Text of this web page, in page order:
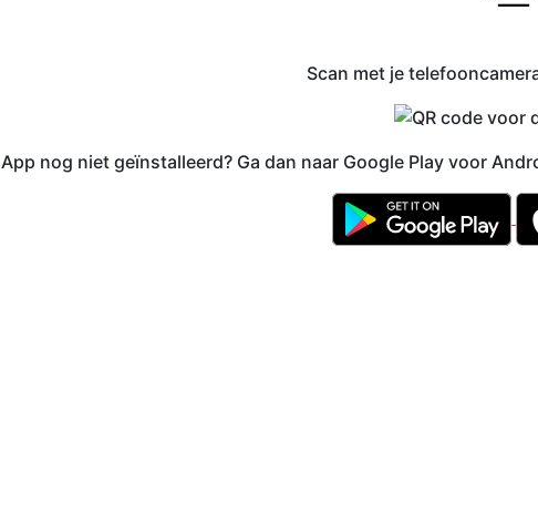
Scan met je
App nog niet geïnstalleerd? Ga dan naar Google Play voor